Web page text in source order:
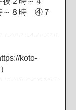
～８時 ④７
koto-